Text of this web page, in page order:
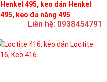
Henkel 495, keo dán Henkel
495, keo đa năng 495
Liên hệ: 0938454791